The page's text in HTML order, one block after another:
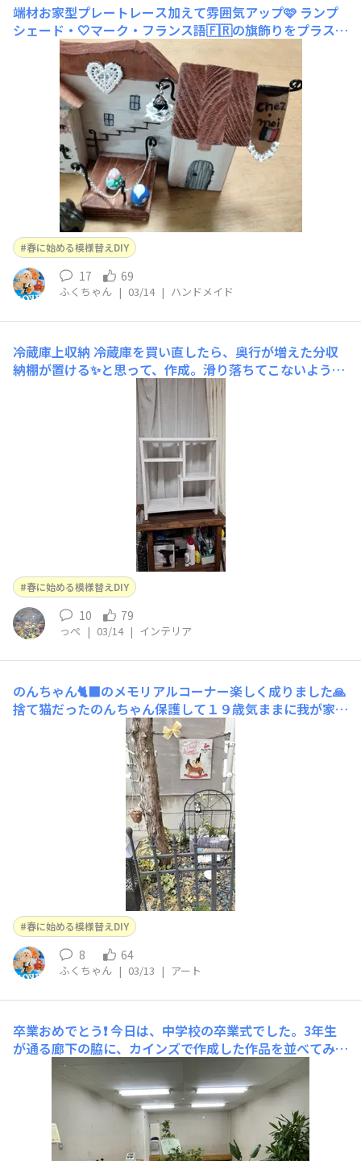
端材お家型プレートレース加えて雰囲気アップ🩷 ランプ
シェード・🤍マーク・フランス語🇫🇷の旗飾りをプラスし
てみました小さな物は意外と手間かかりますが何気に素敵
度アップするかも🩵最初はここからスタート🏚️３段かい
でこんな感じ…あとは季節の行事ごとに小物作り楽しみま
春に始める模様替えDIY
17 69
ふくちゃん | 03/14 | ハンドメイド
冷蔵庫上収納 冷蔵庫を買い直したら、奥行が増えた分収
納棚が置ける✨と思って、作成。滑り落ちてこないよう
に、底には滑り止めのシートを貼ってあります。置きたい
ものに合わせて棚サイズを設計！何とか上手に組み立てら
れました✨これで、キッチンの収納の模様替えが完了！使
ってなかったホームベーカリーが手前に収納されるように
春に始める模様替えDIY
10 79
っぺ | 03/14 | インテリア
のんちゃん🐈‍⬛のメモリアルコーナー楽しく成りました🙏
捨て猫だったのんちゃん保護して１９歳気ままに我が家の
お庭で生活木陰にラビット小屋🛖用意して冬はアンカ夏場
保冷して長く生きてくれて私達のお庭時間も楽しくしてく
れたのんちゃん🚘️で帰宅すると駐車場まで出迎えてしてく
れて亡くなって１年お庭が淋しいです🙏まずはプラスチッ
ク額ウッドグレイ🩶で塗装🐈‍⬛のんちゃ
春に始める模様替えDIY
8 64
ふくちゃん | 03/13 | アート
卒業おめでとう❗️今日は、中学校の卒業式でした。3年生
が通る廊下の脇に、カインズで作成した作品を並べてみま
した。人々から眺められ良かったです。ありがとうござい
ます。カインズ様。ありがとうDIY❣️グリーンで作成した
花が萎れたら、もぎとって乾燥させ、緑のテープでまとめ
て、花束を作りました。